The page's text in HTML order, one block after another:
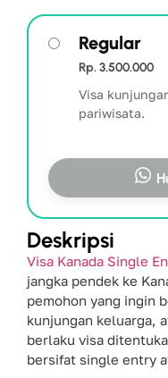
Regular
Rp. 3.500.000
Visa
pariwisata.
Deskripsi
Visa Kanada Single
jangka pendek ke
pemohon yang ingin
kunjungan keluarga,
berlaku visa
bersifat single entry